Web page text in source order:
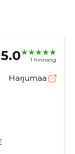
5.0 1 hinnang
Harjumaa